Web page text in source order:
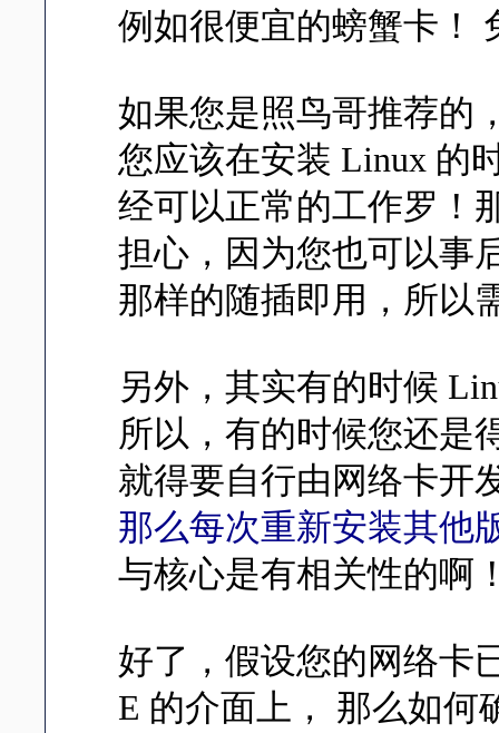
例如很便宜的螃蟹卡！
如果您是照鸟哥推荐的
您应该在安装 Linux 的
经可以正常的工作罗！
担心，因为您也可以事
那样的随插即用，所以
另外，其实有的时候
所以，有的时候您还是
就得要自行由网络卡开
那么每次重新安装其他
与核心是有相关性的啊
好了，假设您的网络卡
E 的介面上， 那么如何